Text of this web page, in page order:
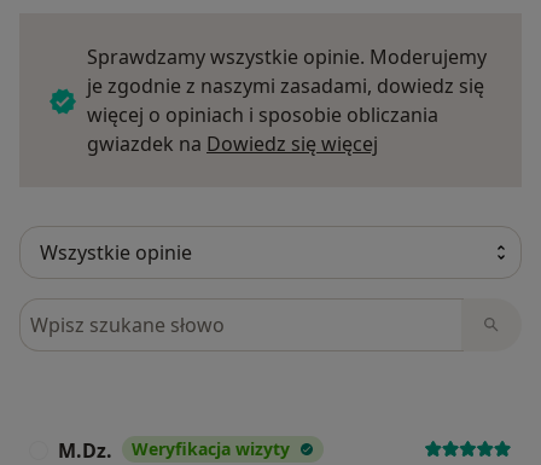
Sprawdzamy wszystkie opinie. Moderujemy
je zgodnie z naszymi zasadami, dowiedz się
więcej o opiniach i sposobie obliczania
gwiazdek na Dowiedz się więcej
Szukaj w opiniach
M.Dz. Weryfikacja wizyty